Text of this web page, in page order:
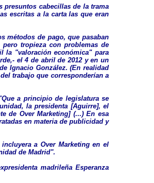
presuntos cabecillas de la trama
escritas a la carta las que eran
métodos de pago, que pasaban
tropieza con problemas de
la "valoración económica" para
el 4 de abril de 2012 y en un
Ignacio González. (En realidad
trabajo que corresponderían a
a principio de legislatura se
la presidenta [Aguirre], el
de Over Marketing] (...) En esa
en materia de publicidad y
a Over Marketing en el
de Madrid".
madrileña Esperanza